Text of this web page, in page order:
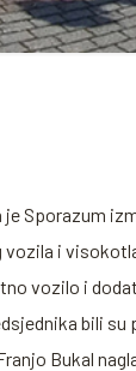
Sporazum
i
vozilo i
bili
Bukal